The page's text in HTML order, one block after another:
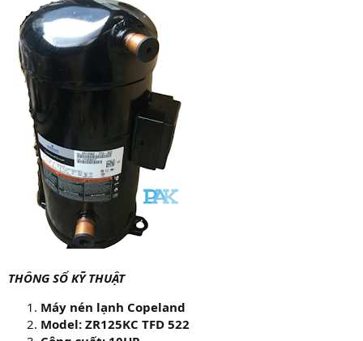
THÔNG SỐ KỸ THUẬT
Máy nén lạnh Copeland
Model: ZR125KC TFD 522